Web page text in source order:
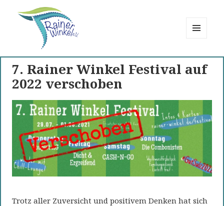
Rainer Winkel
Interessengemeinschaft
WIDGETS
7. Rainer Winkel Festival auf
2022 verschoben
Trotz aller Zuversicht und positivem Denken hat sich